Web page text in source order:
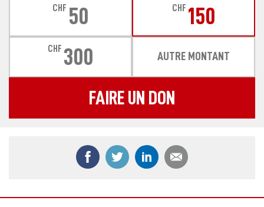
CHF 50 CHF 150
CHF 300 AUTRE MONTANT
FAIRE UN DON
Partager ce contenu sur Facebook
Partager ce contenu sur Twitter
Partager ce contenu